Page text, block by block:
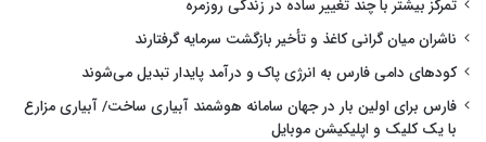
تمرکز بیشتر با چند تغییر ساده در زندگی روزمره
ناشران میان گرانی کاغذ و تأخیر بازگشت سرمایه گرفتارند
کودهای دامی فارس به انرژی پاک و درآمد پایدار تبدیل می‌شوند
فارس برای اولین بار در جهان سامانه هوشمند آبیاری ساخت/ آبیاری مزارع
با یک کلیک و اپلیکیشن موبایل